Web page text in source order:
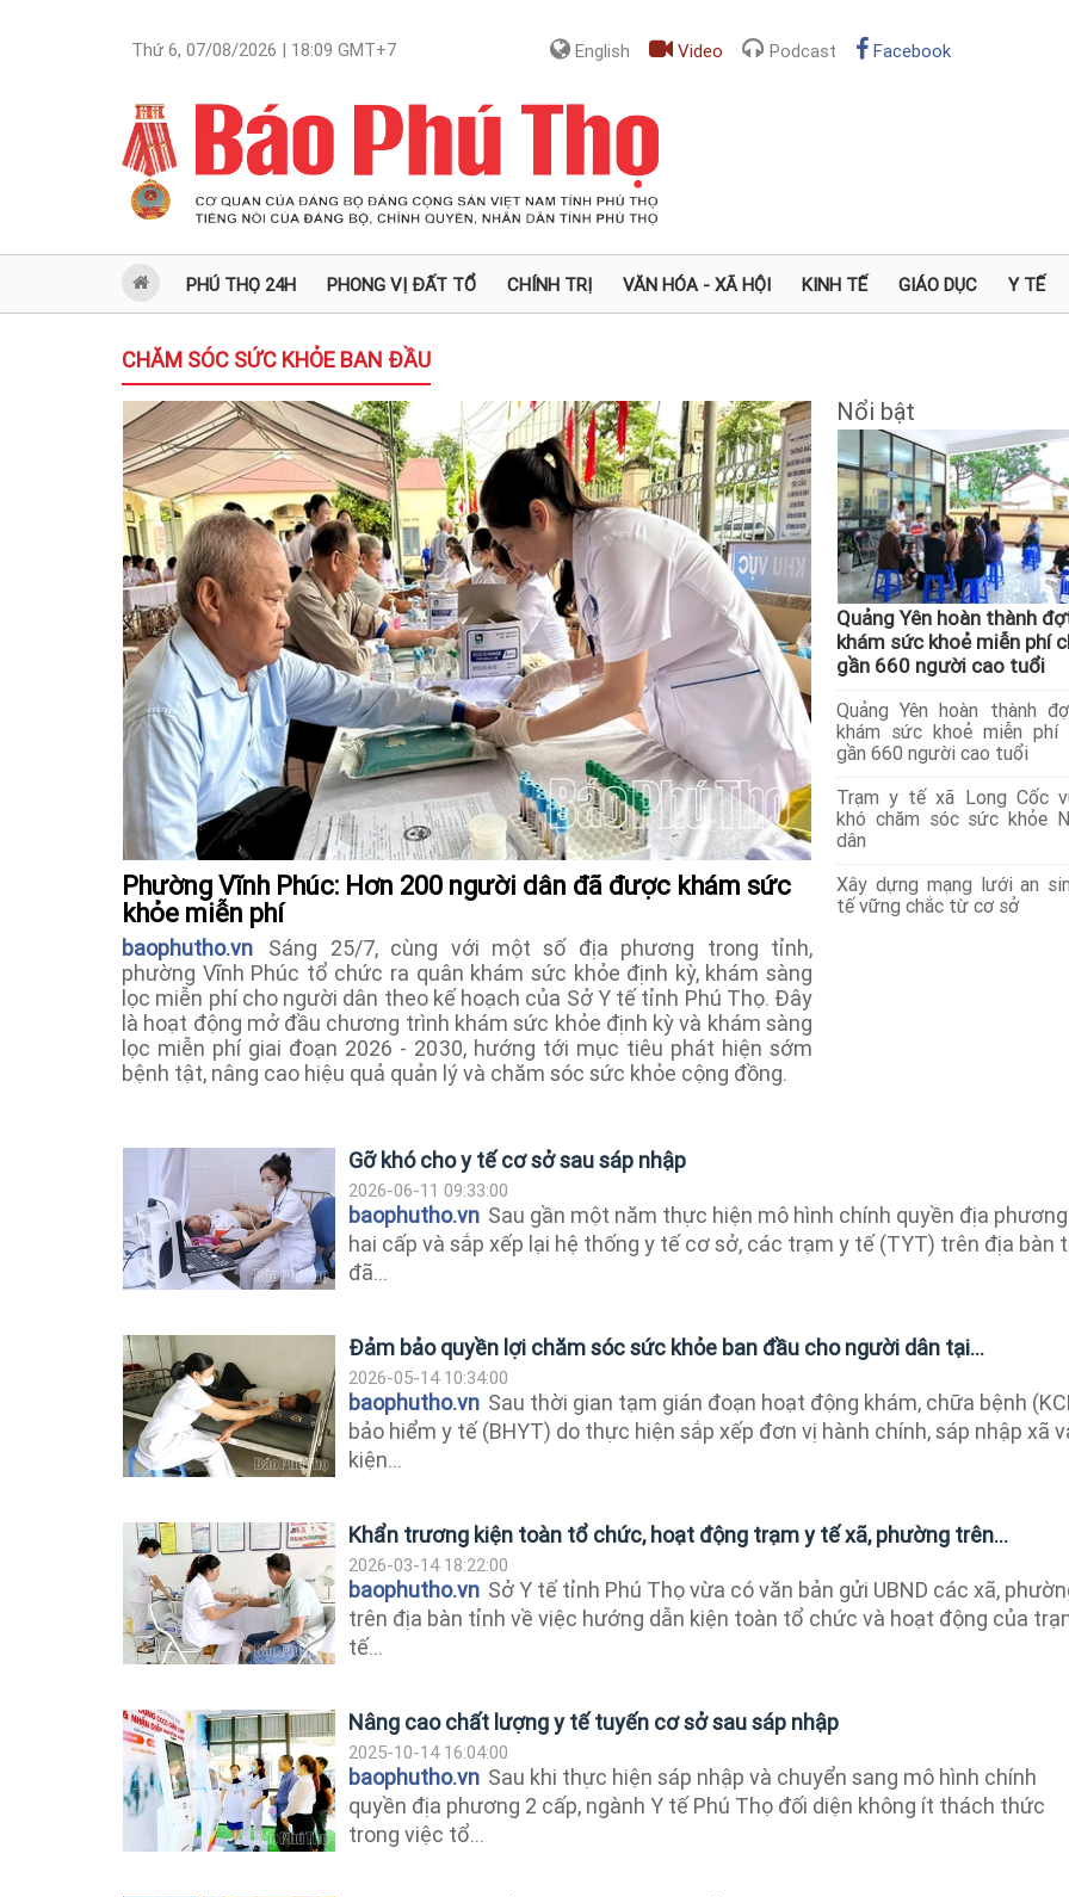
Thứ 6, 07/08/2026 | 18:09 GMT+7 English Video Podcast Facebook
PHÚ THỌ 24H PHONG VỊ ĐẤT TỔ CHÍNH TRỊ VĂN HÓA - XÃ HỘI KINH TẾ GIÁO DỤC Y TẾ
CHĂM SÓC SỨC KHỎE BAN ĐẦU
Phường Vĩnh Phúc: Hơn 200 người dân đã được khám sức
khỏe miễn phí
baophutho.vn
Sáng 25/7, cùng với một số địa phương trong tỉnh,
phường Vĩnh Phúc tổ chức ra quân khám sức khỏe định kỳ, khám sàng
lọc miễn phí cho người dân theo kế hoạch của Sở Y tế tỉnh Phú Thọ. Đây
là hoạt động mở đầu chương trình khám sức khỏe định kỳ và khám sàng
lọc miễn phí giai đoạn 2026 - 2030, hướng tới mục tiêu phát hiện sớm
bệnh tật, nâng cao hiệu quả quản lý và chăm sóc sức khỏe cộng đồng.
Nổi bật
Quảng Yên hoàn thành
khám sức khoẻ miễn phí
gần 660 người cao tuổi
Quảng Yên hoàn thành
khám sức khoẻ miễn phí
gần 660 người cao tuổi
Trạm y tế xã Long Cốc
khó chăm sóc sức khỏe
dân
Xây dựng mạng lưới an
tế vững chắc từ cơ sở
Gỡ khó cho y tế cơ sở sau sáp nhập
2026-06-11 09:33:00
baophutho.vn Sau gần một năm thực hiện mô hình chính quyền địa phương
hai cấp và sắp xếp lại hệ thống y tế cơ sở, các trạm y tế (TYT) trên địa bàn
đã...
Đảm bảo quyền lợi chăm sóc sức khỏe ban đầu cho người dân tại...
2026-05-14 10:34:00
baophutho.vn Sau thời gian tạm gián đoạn hoạt động khám, chữa bệnh
bảo hiểm y tế (BHYT) do thực hiện sắp xếp đơn vị hành chính, sáp nhập xã
kiện...
Khẩn trương kiện toàn tổ chức, hoạt động trạm y tế xã, phường trên...
2026-03-14 18:22:00
baophutho.vn Sở Y tế tỉnh Phú Thọ vừa có văn bản gửi UBND các xã,
trên địa bàn tỉnh về việc hướng dẫn kiện toàn tổ chức và hoạt động của
tế...
Nâng cao chất lượng y tế tuyến cơ sở sau sáp nhập
2025-10-14 16:04:00
baophutho.vn Sau khi thực hiện sáp nhập và chuyển sang mô hình chính
quyền địa phương 2 cấp, ngành Y tế Phú Thọ đối diện không ít thách thức
trong việc tổ...